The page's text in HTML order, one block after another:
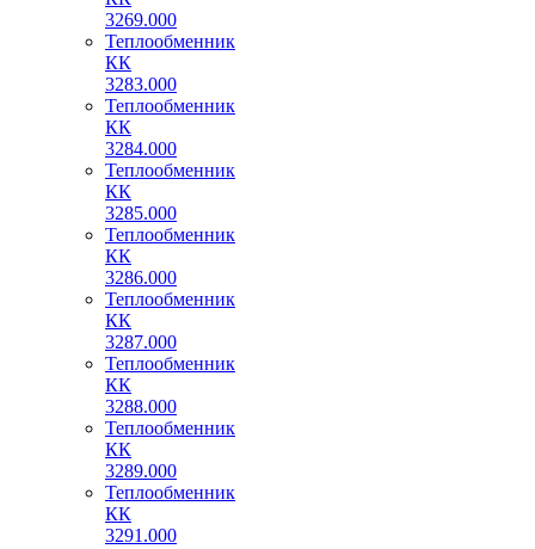
3269.000
Теплообменник
КК
3283.000
Теплообменник
КК
3284.000
Теплообменник
КК
3285.000
Теплообменник
КК
3286.000
Теплообменник
КК
3287.000
Теплообменник
КК
3288.000
Теплообменник
КК
3289.000
Теплообменник
КК
3291.000